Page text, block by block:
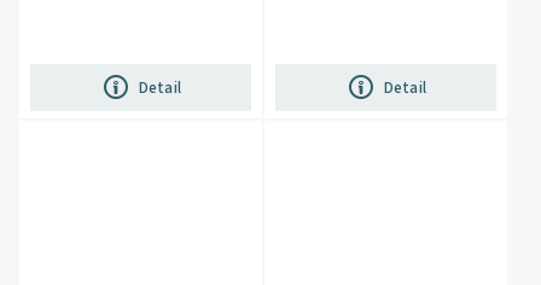
Detail Detail